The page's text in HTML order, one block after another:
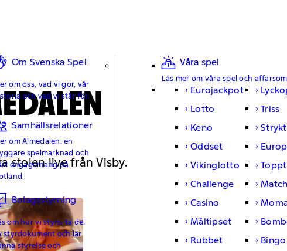
Om Svenska Spel
om oss, vad vi gör, vår
och vad vi står för.
Samhällsrelationer
om Almedalen, en
spelmarknad och
engagemang på
Bolagsstyrning
om hur vi styrs, ta del
styrdokument och lär
styrelse och
Våra spel
Läs mer om våra spel och
Eurojackpot
Lotto
Triss
Keno
Oddset
Vikinglotto
Challenge
Casino
Måltipset
Rubbet
Bingo
stolen live från Visby.